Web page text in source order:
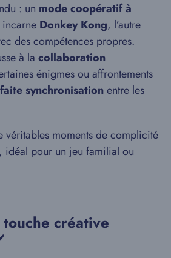
: un mode coopératif à
incarne Donkey Kong, l’autre
des compétences propres.
à la collaboration
énigmes ou affrontements
synchronisationentre les
véritables moments de complicité
idéal pour un jeu familial ou
créative